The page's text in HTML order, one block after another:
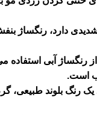
شدیدی دارد، رنگساژ
از رنگساژ آبی
است.
یک رنگ بلوند